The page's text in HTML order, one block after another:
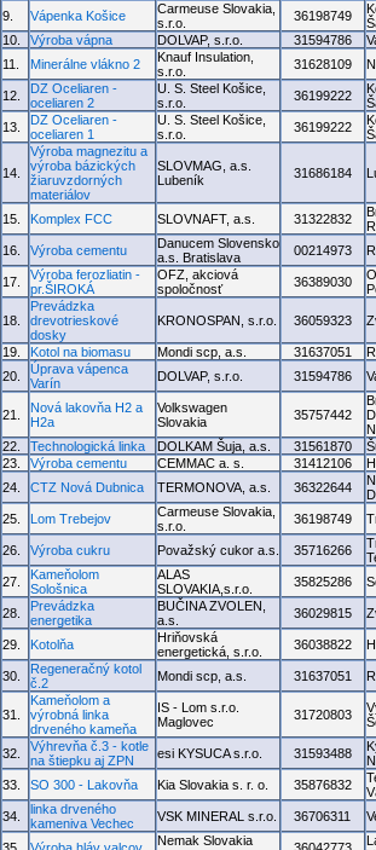
9. Vápenka Košice
Carmeuse Slovakia,
s.r.o.
36198749
10.
Výroba vápna DOLVAP, s.r.o. 31594786
11.
Minerálne vlákno 2
Knauf Insulation,
s.r.o.
31628109
12.
DZ Oceliaren -
oceliaren 2
U. S. Steel Košice,
s.r.o.
36199222
13.
DZ Oceliaren -
oceliaren 1
U. S. Steel Košice,
s.r.o.
36199222
14.
Výroba magnezitu a
výroba bázických
žiaruvzdorných
materiálov
SLOVMAG, a.s.
Lubeník
31686184
15. Komplex FCC SLOVNAFT, a.s. 31322832
16. Výroba cementu
Danucem Slovensko
a.s. Bratislava
00214973
17.
Výroba ferozliatin -
pr.ŠIROKÁ
OFZ, akciová
spoločnosť
36389030
18.
Prevádzka
drevotrieskové
dosky
KRONOSPAN, s.r.o. 36059323
19. Kotol na biomasu Mondi scp, a.s. 31637051
20.
Úprava vápenca
Varín
DOLVAP, s.r.o. 31594786
21.
Nová lakovňa H2 a
H2a
Volkswagen
Slovakia
35757442
22. Technologická linka DOLKAM Šuja, a.s. 31561870
23.
Výroba cementu CEMMAC a. s. 31412106
24.
CTZ Nová Dubnica TERMONOVA, a.s. 36322644
25. Lom Trebejov
Carmeuse Slovakia,
s.r.o.
36198749
26. Výroba cukru Považský cukor a.s. 35716266
27.
Kameňolom
Sološnica
ALAS
SLOVAKIA,s.r.o.
35825286
28.
Prevádzka
energetika
BUČINA ZVOLEN,
a.s.
36029815
29. Kotolňa
Hriňovská
energetická, s.r.o.
36038822
30.
Regeneračný kotol
č.2
Mondi scp, a.s. 31637051
31.
Kameňolom a
výrobná linka
drveného kameňa
IS - Lom s.r.o.
Maglovec
31720803
32.
Výhrevňa č.3 - kotle
na štiepku aj ZPN
esi KYSUCA s.r.o. 31593488
33. SO 300 - Lakovňa Kia Slovakia s. r. o. 35876832
34.
linka drveného
kameniva Vechec
VSK MINERAL s.r.o. 36706311
Nemak Slovakia